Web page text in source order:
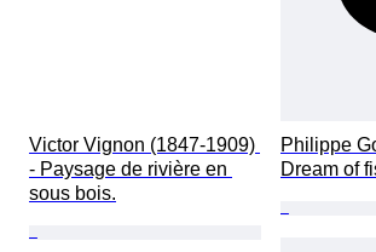
Victor Vignon (1847-1909)
- Paysage de rivière en
sous bois.
Philippe
Dream of